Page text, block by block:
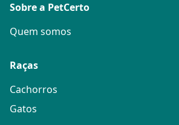
Sobre a PetCerto
Quem somos
Raças
Cachorros
Gatos